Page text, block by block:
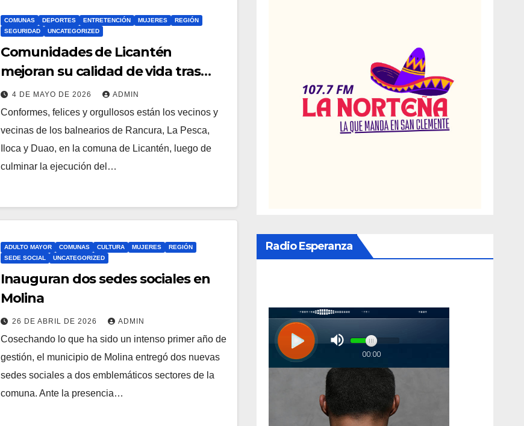
COMUNAS DEPORTES ENTRETENCIÓN MUJERES
REGIÓN
SEGURIDAD
UNCATEGORIZED
Comunidades de Licantén
mejoran su calidad de vida tras
apoyo FOSIS
4 DE MAYO DE 2026 ADMIN
Conformes, felices y orgullosos están los vecinos y
vecinas de los balnearios de Rancura, La Pesca,
Iloca y Duao, en la comuna de Licantén, luego de
culminar la ejecución del…
ADULTO MAYOR COMUNAS CULTURA MUJERES
REGIÓN
SEDE SOCIAL
UNCATEGORIZED
Inauguran dos sedes sociales en
Molina
26 DE ABRIL DE 2026 ADMIN
Cosechando lo que ha sido un intenso primer año de
gestión, el municipio de Molina entregó dos nuevas
sedes sociales a dos emblemáticos sectores de la
comuna. Ante la presencia…
Radio Esperanza